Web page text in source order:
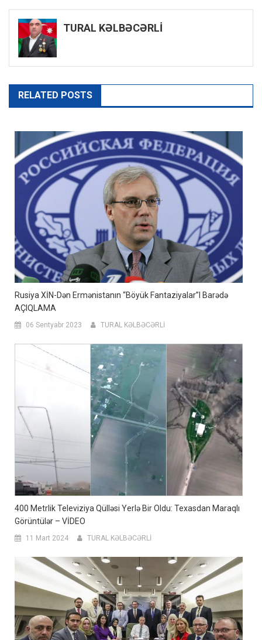
naviqasiyası
TURAL KƏLBƏCƏRLİ
RELATED POSTS
Rusiya XİN-Dən Ermənistanın “böyük Fantaziyalar”ı Barədə
AÇIQLAMA
06 Sentyabr 2023 TURAL KƏLBƏCƏRLİ
400 Metrlik Televiziya Qülləsi Yerlə Bir Oldu: Texasdan Maraqlı
Görüntülər – VİDEO
11 Mart 2024 TURAL KƏLBƏCƏRLİ